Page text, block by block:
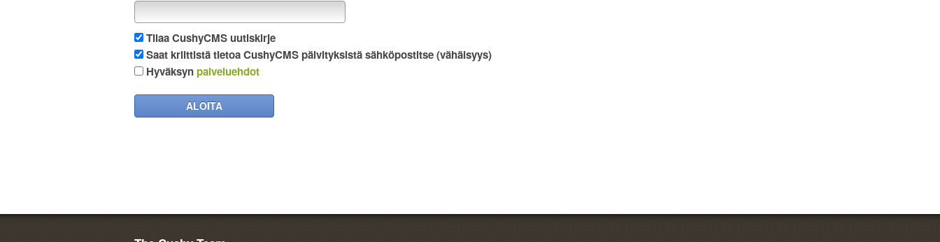
Tilaa CushyCMS uutiskirje
Saat kriittistä tietoa CushyCMS päivityksistä sähköpostitse (vähäisyys)
Hyväksynpalveluehdot
ALOITA